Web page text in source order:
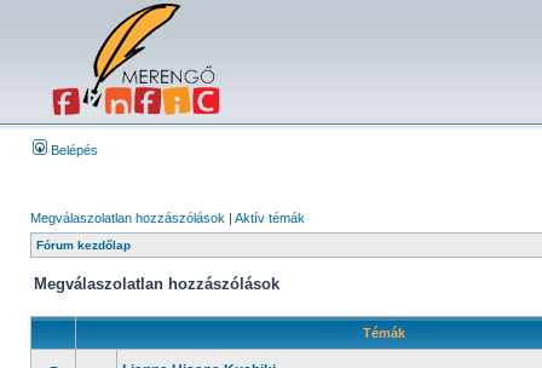
Belépés
Megválaszolatlan hozzászólások | Aktív témák
Fórum kezdőlap
Megválaszolatlan hozzászólások
Témák